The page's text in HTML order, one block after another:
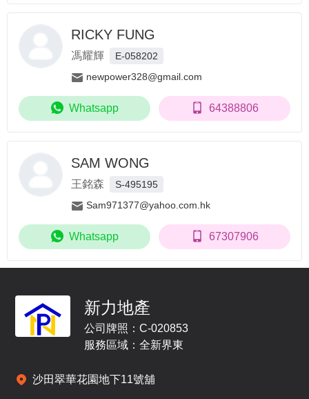
RICKY FUNG
馮耀輝
E-058202
newpower328@gmail.com
Whatsapp 64388806
SAM WONG
王銘森
S-495195
Sam971377@yahoo.com.hk
Whatsapp 67307906
新力地產
公司牌照：C-020853
服務區域：全新界東
沙田翠華花園地下11號舖